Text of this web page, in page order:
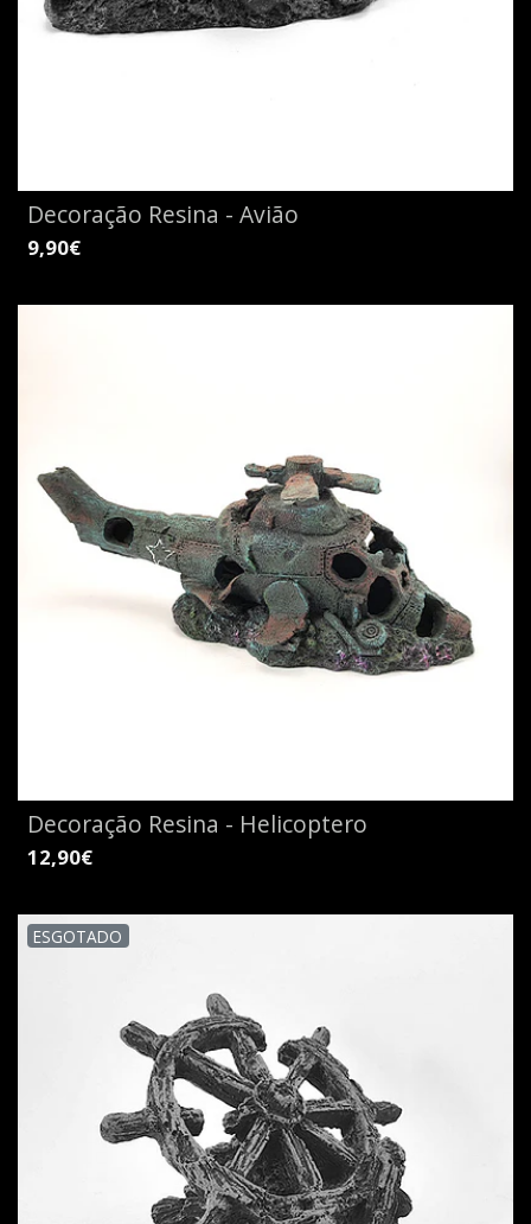
Decoração Resina - Avião
9,90€
Decoração Resina - Helicoptero
12,90€
ESGOTADO